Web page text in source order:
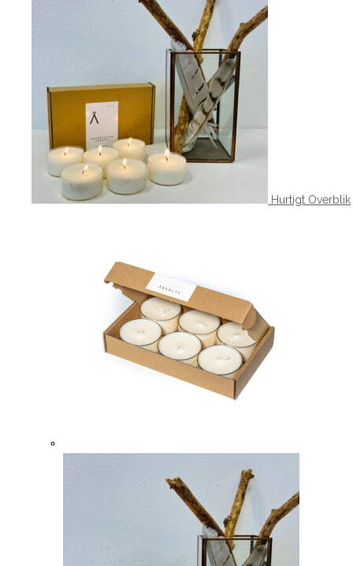
Hurtigt Overblik